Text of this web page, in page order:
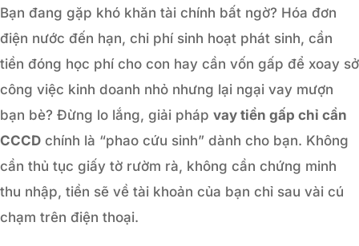
Bạn đang gặp khó khăn tài chính bất ngờ? Hóa đơn
điện nước đến hạn, chi phí sinh hoạt phát sinh, cần
tiền đóng học phí cho con hay cần vốn gấp để xoay sở
công việc kinh doanh nhỏ nhưng lại ngại vay mượn
bạn bè? Đừng lo lắng, giải pháp vay tiền gấp chỉ cần
CCCD chính là “phao cứu sinh” dành cho bạn. Không
cần thủ tục giấy tờ rườm rà, không cần chứng minh
thu nhập, tiền sẽ về tài khoản của bạn chỉ sau vài cú
chạm trên điện thoại.